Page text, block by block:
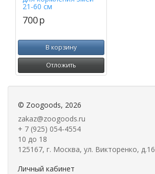
21-60 см
700p
В корзину
Отложить
© Zoogoods, 2026
zakaz@zoogoods.ru
+ 7 (925) 054-4554
10 до 18
125167, г. Москва, ул. Викторенко, д.16
Личный кабинет